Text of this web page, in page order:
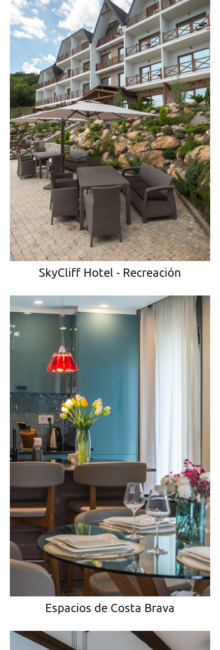
SkyCliff Hotel - Recreación
Espacios de Costa Brava